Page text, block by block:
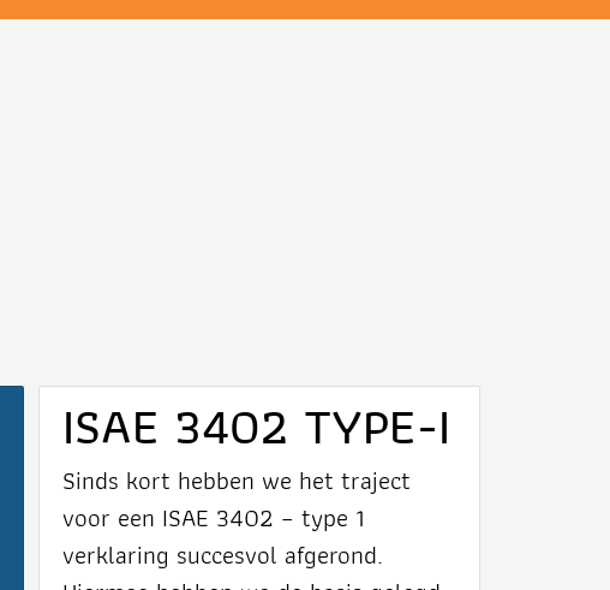
ISAE 3402 TYPE-I
Sinds kort hebben we het traject
voor een ISAE 3402 – type 1
verklaring succesvol afgerond.